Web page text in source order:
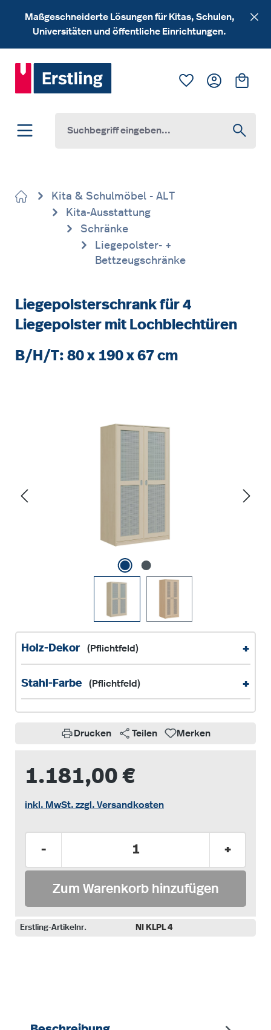
Zum Hauptinhalt springen
Maßgeschneiderte Lösungen für Kitas, Schulen,
Universitäten und öffentliche Einrichtungen.
Du hast 0
Kita & Schulmöbel - ALT
Kita-Ausstattung
Schränke
Liegepolster- +
Bettzeugschränke
Liegepolsterschrank für 4
Liegepolster mit Lochblechtüren
B/H/T: 80 x 190 x 67 cm
Holz-Dekor (Pflichtfeld) +
Stahl-Farbe (Pflichtfeld) +
Drucken Teilen Merken
1.181,00 €
inkl. MwSt. zzgl. Versandkosten
- +
Zum Warenkorb hinzufügen
Erstling-Artikelnr. NI KLPL 4